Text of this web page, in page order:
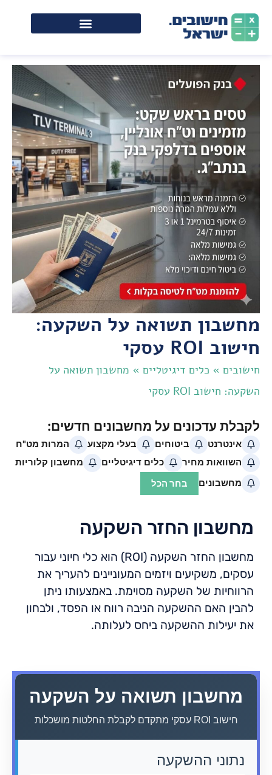
מחשבון תשואה על השקעה:
חישוב ROI עסקי
חישובים » כלים דיגיטליים » מחשבון תשואה על
השקעה: חישוב ROI עסקי
מחשבון החזר השקעה
מחשבון החזר השקעה (ROI) הוא כלי חיוני עבור
עסקים, משקיעים ויזמים המעוניינים להעריך את
הרווחיות של השקעה מסוימת. באמצעותו ניתן
להבין האם ההשקעה הניבה רווח או הפסד, ולבחון
את יעילות ההשקעה ביחס לעלותה.
מחשבון תשואה על השקעה
חישוב ROI עסקי מתקדם לקבלת החלטות מושכלות
נתוני ההשקעה